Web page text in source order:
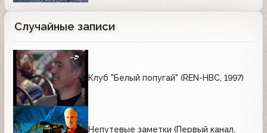
Случайные записи
Клуб "Белый попугай" (REN-НВС, 1997)
Непутевые заметки (Первый канал,